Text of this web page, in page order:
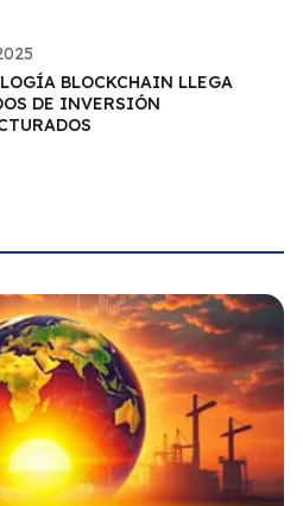
BLOCKCHAIN LLEGA
DE INVERSIÓN